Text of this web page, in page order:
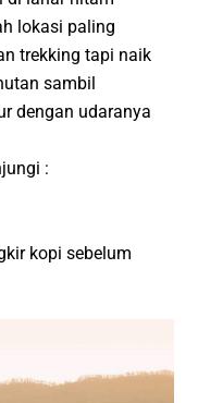
lokasi paling
trekking tapi naik
sambil
dengan udaranya
:
kopi sebelum